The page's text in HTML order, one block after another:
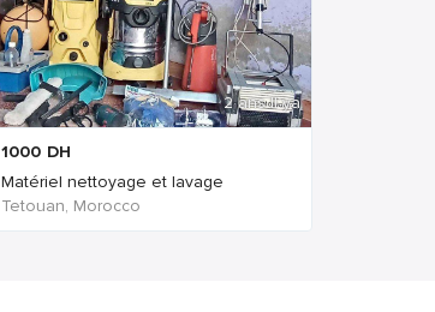
2 ans Il ya
1000 DH
Matériel nettoyage et lavage
Tetouan, Morocco